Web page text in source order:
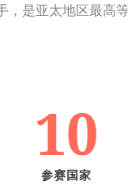
，是亚太地区最高等
10
参赛国家